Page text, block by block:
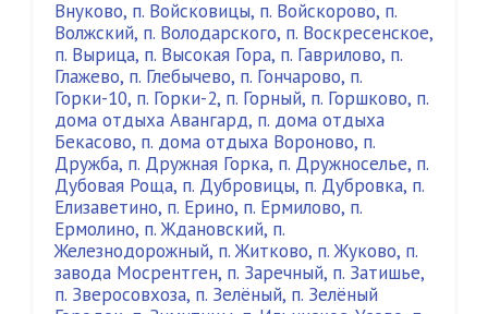
Внуково, п. Войсковицы, п. Войскорово, п.
Волжский, п. Володарского, п. Воскресенское,
п. Вырица, п. Высокая Гора, п. Гаврилово, п.
Глажево, п. Глебычево, п. Гончарово, п.
Горки-10, п. Горки-2, п. Горный, п. Горшково, п.
дома отдыха Авангард, п. дома отдыха
Бекасово, п. дома отдыха Вороново, п.
Дружба, п. Дружная Горка, п. Дружноселье, п.
Дубовая Роща, п. Дубровицы, п. Дубровка, п.
Елизаветино, п. Ерино, п. Ермилово, п.
Ермолино, п. Ждановский, п.
Железнодорожный, п. Житково, п. Жуково, п.
завода Мосрентген, п. Заречный, п. Затишье,
п. Зверосовхоза, п. Зелёный, п. Зелёный